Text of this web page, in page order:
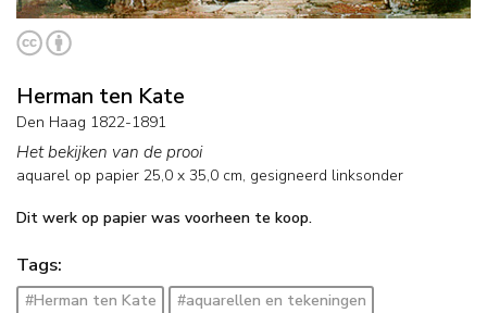
Herman ten Kate
Den Haag 1822-1891
Het bekijken van de prooi
aquarel op papier 25,0 x 35,0 cm, gesigneerd linksonder
Dit werk op papier was voorheen te koop.
Tags:
#Herman ten Kate
#aquarellen en tekeningen